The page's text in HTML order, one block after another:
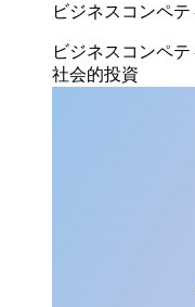
ビジネスコンペ
ビジネスコンペ
社会的投資